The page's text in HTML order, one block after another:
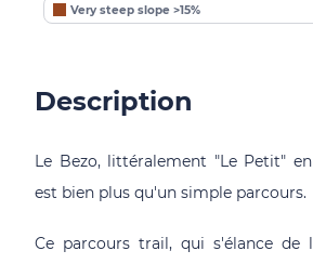
Very steep slope >15%
Description
Le Bezo, littéralement "Le Petit"
est bien plus qu'un simple parcours.
Ce parcours trail, qui s'élance de